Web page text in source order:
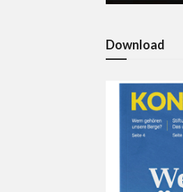
Download